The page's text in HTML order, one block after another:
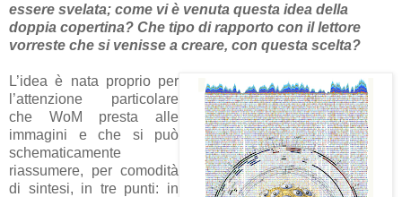
essere svelata; come vi è venuta questa idea della
doppia copertina? Che tipo di rapporto con il lettore
vorreste che si venisse a creare, con questa scelta?
L’idea è nata proprio per
l’attenzione particolare
che WoM presta alle
immagini e che si può
schematicamente
riassumere, per comodità
di sintesi, in tre punti: in